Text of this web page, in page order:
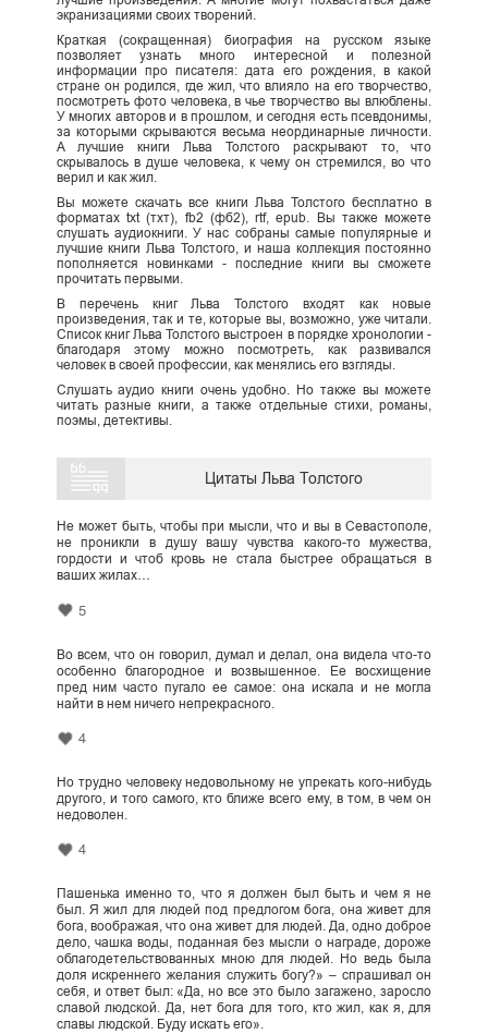
экранизациями своих творений.
Краткая (сокращенная) биография на русском языке
позволяет узнать много интересной и полезной
информации про писателя: дата его рождения, в какой
стране он родился, где жил, что влияло на его творчество,
посмотреть фото человека, в чье творчество вы влюблены.
У многих авторов и в прошлом, и сегодня есть псевдонимы,
за которыми скрываются весьма неординарные личности.
А лучшие книги Льва Толстого раскрывают то, что
скрывалось в душе человека, к чему он стремился, во что
верил и как жил.
Вы можете скачать все книги Льва Толстого бесплатно в
форматах txt (тхт), fb2 (фб2), rtf, epub. Вы также можете
слушать аудиокниги. У нас собраны самые популярные и
лучшие книги Льва Толстого, и наша коллекция постоянно
пополняется новинками - последние книги вы сможете
прочитать первыми.
В перечень книг Льва Толстого входят как новые
произведения, так и те, которые вы, возможно, уже читали.
Список книг Льва Толстого выстроен в порядке хронологии -
благодаря этому можно посмотреть, как развивался
человек в своей профессии, как менялись его взгляды.
Слушать аудио книги очень удобно. Но также вы можете
читать разные книги, а также отдельные стихи, романы,
поэмы, детективы.
Цитаты Льва Толстого
Не может быть, чтобы при мысли, что и вы в Севастополе,
не проникли в душу вашу чувства какого-то мужества,
гордости и чтоб кровь не стала быстрее обращаться в
ваших жилах…
5
Во всем, что он говорил, думал и делал, она видела что-то
особенно благородное и возвышенное. Ее восхищение
пред ним часто пугало ее самое: она искала и не могла
найти в нем ничего непрекрасного.
4
Но трудно человеку недовольному не упрекать кого-нибудь
другого, и того самого, кто ближе всего ему, в том, в чем он
недоволен.
4
Пашенька именно то, что я должен был быть и чем я не
был. Я жил для людей под предлогом бога, она живет для
бога, воображая, что она живет для людей. Да, одно доброе
дело, чашка воды, поданная без мысли о награде, дороже
облагодетельствованных мною для людей. Но ведь была
доля искреннего желания служить богу?» – спрашивал он
себя, и ответ был: «Да, но все это было загажено, заросло
славой людской. Да, нет бога для того, кто жил, как я, для
славы людской. Буду искать его».